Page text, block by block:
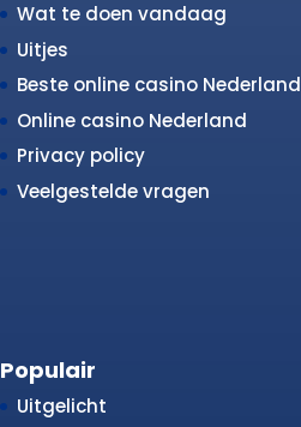
Wat te doen vandaag
Uitjes
Beste online casino Nederland
Online casino Nederland
Privacy policy
Veelgestelde vragen
Populair
Uitgelicht